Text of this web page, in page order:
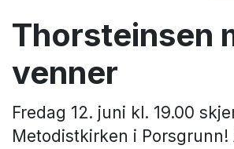
Thorsteinsen
venner
Fredag 12. juni kl. 19.00
Metodistkirken i Porsgrunn!